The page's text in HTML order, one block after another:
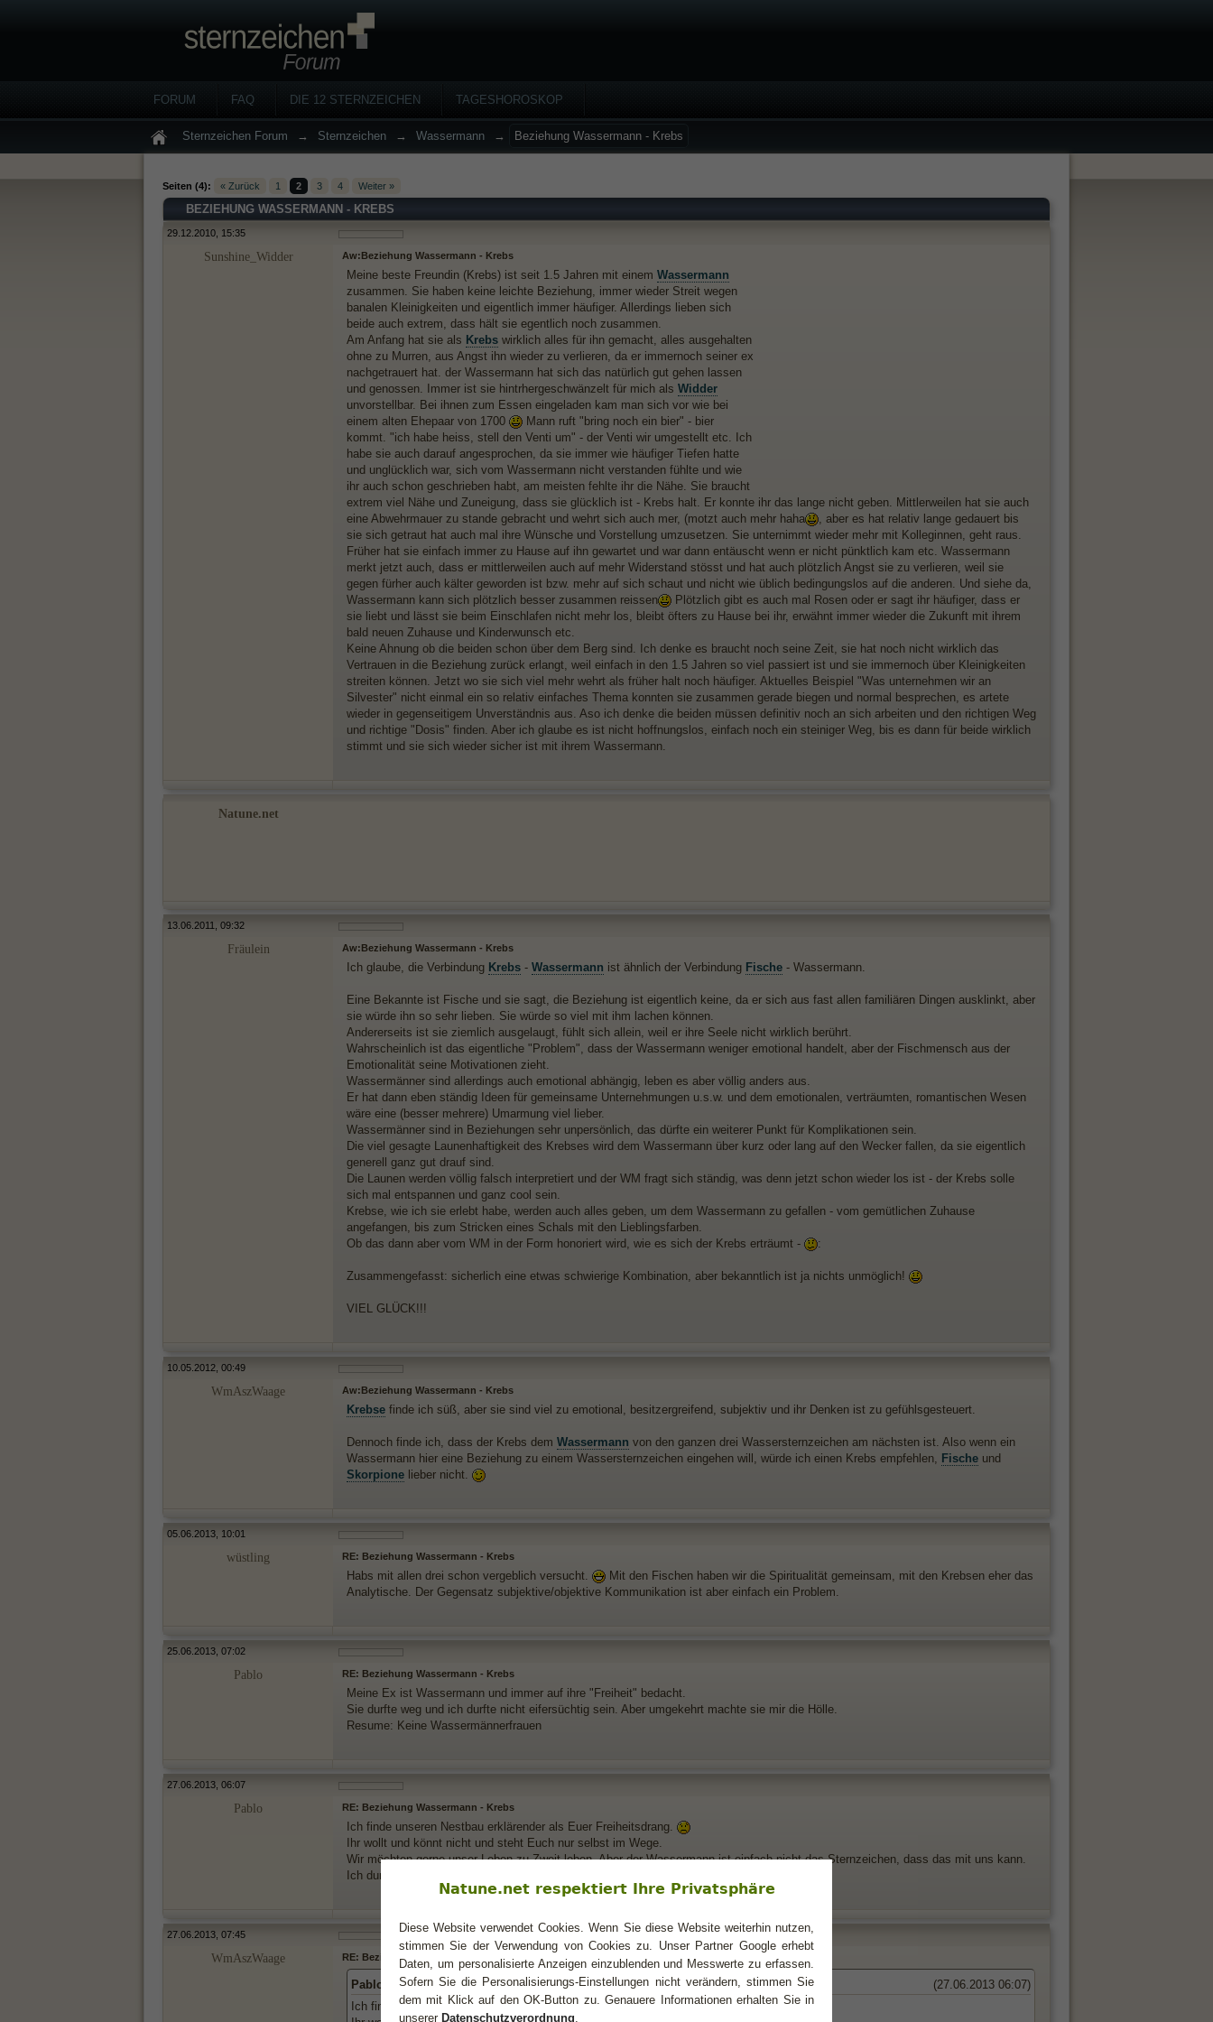
FORUM FAQ DIE 12 STERNZEICHEN TAGESHOROSKOP
Sternzeichen Forum → Sternzeichen → Wassermann → Beziehung Wassermann - Krebs
Seiten (4): « Zurück 1 2 3 4 Weiter »
BEZIEHUNG WASSERMANN - KREBS
29.12.2010, 15:35
Sunshine_Widder Aw:Beziehung Wassermann - Krebs
Meine beste Freundin (Krebs) ist seit 1.5 Jahren mit einem Wassermann
zusammen. Sie haben keine leichte Beziehung, immer wieder Streit wegen
banalen Kleinigkeiten und eigentlich immer häufiger. Allerdings lieben sich
beide auch extrem, dass hält sie egentlich noch zusammen.
Am Anfang hat sie als Krebs wirklich alles für ihn gemacht, alles ausgehalten
ohne zu Murren, aus Angst ihn wieder zu verlieren, da er immernoch seiner ex
nachgetrauert hat. der Wassermann hat sich das natürlich gut gehen lassen
und genossen. Immer ist sie hintrhergeschwänzelt für mich als Widder
unvorstellbar. Bei ihnen zum Essen eingeladen kam man sich vor wie bei
einem alten Ehepaar von 1700
Mann ruft "bring noch ein bier" - bier
kommt. "ich habe heiss, stell den Venti um" - der Venti wir umgestellt etc. Ich
habe sie auch darauf angesprochen, da sie immer wie häufiger Tiefen hatte
und unglücklich war, sich vom Wassermann nicht verstanden fühlte und wie
ihr auch schon geschrieben habt, am meisten fehlte ihr die Nähe. Sie braucht
extrem viel Nähe und Zuneigung, dass sie glücklich ist - Krebs halt. Er konnte ihr das lange nicht geben. Mittlerweilen hat sie auch
eine Abwehrmauer zu stande gebracht und wehrt sich auch mer, (motzt auch mehr haha
, aber es hat relativ lange gedauert bis
sie sich getraut hat auch mal ihre Wünsche und Vorstellung umzusetzen. Sie unternimmt wieder mehr mit Kolleginnen, geht raus.
Früher hat sie einfach immer zu Hause auf ihn gewartet und war dann entäuscht wenn er nicht pünktlich kam etc. Wassermann
merkt jetzt auch, dass er mittlerweilen auch auf mehr Widerstand stösst und hat auch plötzlich Angst sie zu verlieren, weil sie
gegen fürher auch kälter geworden ist bzw. mehr auf sich schaut und nicht wie üblich bedingungslos auf die anderen. Und siehe da,
Wassermann kann sich plötzlich besser zusammen reissen
Plötzlich gibt es auch mal Rosen oder er sagt ihr häufiger, dass er
sie liebt und lässt sie beim Einschlafen nicht mehr los, bleibt öfters zu Hause bei ihr, erwähnt immer wieder die Zukunft mit ihrem
bald neuen Zuhause und Kinderwunsch etc.
Keine Ahnung ob die beiden schon über dem Berg sind. Ich denke es braucht noch seine Zeit, sie hat noch nicht wirklich das
Vertrauen in die Beziehung zurück erlangt, weil einfach in den 1.5 Jahren so viel passiert ist und sie immernoch über Kleinigkeiten
streiten können. Jetzt wo sie sich viel mehr wehrt als früher halt noch häufiger. Aktuelles Beispiel "Was unternehmen wir an
Silvester" nicht einmal ein so relativ einfaches Thema konnten sie zusammen gerade biegen und normal besprechen, es artete
wieder in gegenseitigem Unverständnis aus. Aso ich denke die beiden müssen definitiv noch an sich arbeiten und den richtigen Weg
und richtige "Dosis" finden. Aber ich glaube es ist nicht hoffnungslos, einfach noch ein steiniger Weg, bis es dann für beide wirklich
stimmt und sie sich wieder sicher ist mit ihrem Wassermann.
Natune.net
13.06.2011, 09:32
Fräulein Aw:Beziehung Wassermann - Krebs
Ich glaube, die Verbindung Krebs - Wassermann ist ähnlich der Verbindung Fische - Wassermann.
Eine Bekannte ist Fische und sie sagt, die Beziehung ist eigentlich keine, da er sich aus fast allen familiären Dingen ausklinkt, aber
sie würde ihn so sehr lieben. Sie würde so viel mit ihm lachen können.
Andererseits ist sie ziemlich ausgelaugt, fühlt sich allein, weil er ihre Seele nicht wirklich berührt.
Wahrscheinlich ist das eigentliche "Problem", dass der Wassermann weniger emotional handelt, aber der Fischmensch aus der
Emotionalität seine Motivationen zieht.
Wassermänner sind allerdings auch emotional abhängig, leben es aber völlig anders aus.
Er hat dann eben ständig Ideen für gemeinsame Unternehmungen u.s.w. und dem emotionalen, verträumten, romantischen Wesen
wäre eine (besser mehrere) Umarmung viel lieber.
Wassermänner sind in Beziehungen sehr unpersönlich, das dürfte ein weiterer Punkt für Komplikationen sein.
Die viel gesagte Launenhaftigkeit des Krebses wird dem Wassermann über kurz oder lang auf den Wecker fallen, da sie eigentlich
generell ganz gut drauf sind.
Die Launen werden völlig falsch interpretiert und der WM fragt sich ständig, was denn jetzt schon wieder los ist - der Krebs solle
sich mal entspannen und ganz cool sein.
Krebse, wie ich sie erlebt habe, werden auch alles geben, um dem Wassermann zu gefallen - vom gemütlichen Zuhause
angefangen, bis zum Stricken eines Schals mit den Lieblingsfarben.
Ob das dann aber vom WM in der Form honoriert wird, wie es sich der Krebs erträumt -
:
Zusammengefasst: sicherlich eine etwas schwierige Kombination, aber bekanntlich ist ja nichts unmöglich!
VIEL GLÜCK!!!
10.05.2012, 00:49
WmAszWaage Aw:Beziehung Wassermann - Krebs
Krebse finde ich süß, aber sie sind viel zu emotional, besitzergreifend, subjektiv und ihr Denken ist zu gefühlsgesteuert.
Dennoch finde ich, dass der Krebs dem Wassermann von den ganzen drei Wassersternzeichen am nächsten ist. Also wenn ein
Wassermann hier eine Beziehung zu einem Wassersternzeichen eingehen will, würde ich einen Krebs empfehlen, Fische und
Skorpione lieber nicht.
05.06.2013, 10:01
wüstling RE: Beziehung Wassermann - Krebs
Habs mit allen drei schon vergeblich versucht.
Mit den Fischen haben wir die Spiritualität gemeinsam, mit den Krebsen eher das
Analytische. Der Gegensatz subjektive/objektive Kommunikation ist aber einfach ein Problem.
25.06.2013, 07:02
Pablo RE: Beziehung Wassermann - Krebs
Meine Ex ist Wassermann und immer auf ihre "Freiheit" bedacht.
Sie durfte weg und ich durfte nicht eifersüchtig sein. Aber umgekehrt machte sie mir die Hölle.
Resume: Keine Wassermännerfrauen
27.06.2013, 06:07
Pablo RE: Beziehung Wassermann - Krebs
Ich finde unseren Nestbau erklärender als Euer Freiheitsdrang.
Ihr wollt und könnt nicht und steht Euch nur selbst im Wege.
Wir möchten gerne unser Leben zu Zweit leben. Aber der Wassermann ist einfach nicht das Sternzeichen, dass das mit uns kann.
Ich durchforste mal die Sternzeichen und dann begebe ich mich auf die Suche.
27.06.2013, 07:45
WmAszWaage RE: Beziehung Wassermann - Krebs
(27.06.2013 06:07)
Pablo schrieb:
Ich finde unseren Nestbau erklärender als Euer Freiheitsdrang.
Natune.net respektiert Ihre Privatsphäre
Diese Website verwendet Cookies. Wenn Sie diese Website weiterhin nutzen,
stimmen Sie der Verwendung von Cookies zu. Unser Partner Google erhebt
Daten, um personalisierte Anzeigen einzublenden und Messwerte zu erfassen.
Sofern Sie die Personalisierungs-Einstellungen nicht verändern, stimmen Sie
dem mit Klick auf den OK-Button zu. Genauere Informationen erhalten Sie in
unserer Datenschutzverordnung